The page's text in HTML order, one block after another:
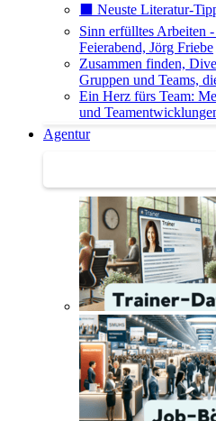
⬛️ Neuste Literatur-
Sinn erfülltes Arbeiten
Feierabend, Jörg Friebe
Zusammen finden,
Gruppen und Teams,
Ein Herz fürs Team:
und
Agentur